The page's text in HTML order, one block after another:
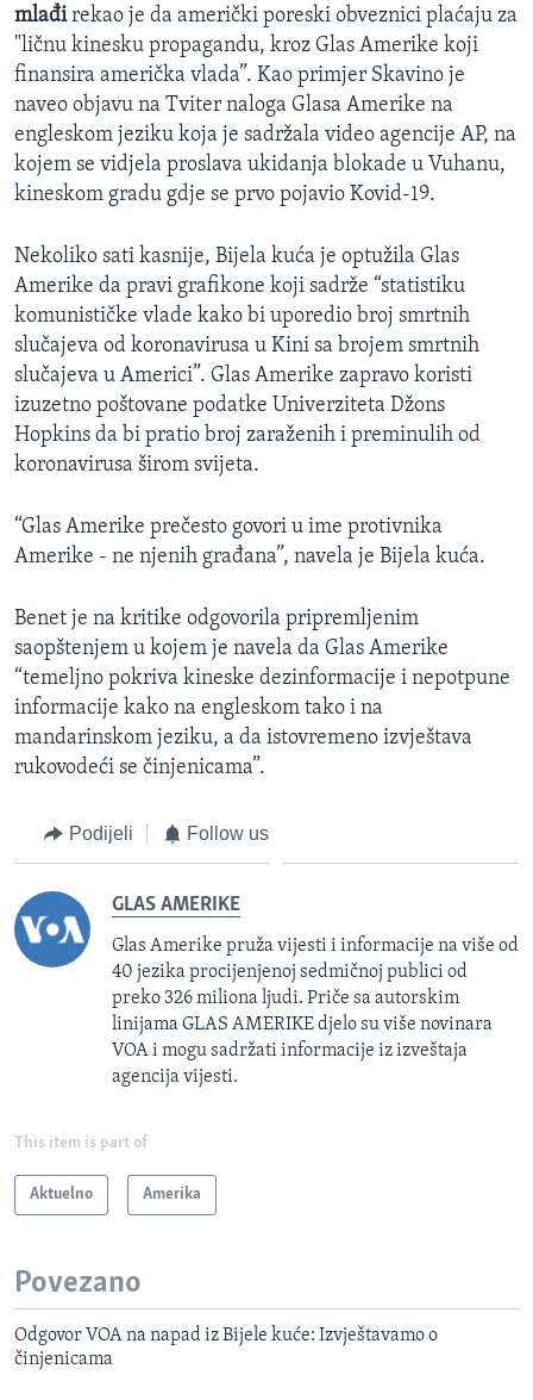
mlađirekao je da američki poreski obveznici plaćaju za
"ličnu kinesku propagandu, kroz Glas Amerike koji
finansira američka vlada”. Kao primjer Skavino je
naveo objavu na Tviter naloga Glasa Amerike na
engleskom jeziku koja je sadržala video agencije AP, na
kojem se vidjela proslava ukidanja blokade u Vuhanu,
kineskom gradu gdje se prvo pojavio Kovid-19.
Nekoliko sati kasnije, Bijela kuća je optužila Glas
Amerike da pravi grafikone koji sadrže “statistiku
komunističke vlade kako bi uporedio broj smrtnih
slučajeva od koronavirusa u Kini sa brojem smrtnih
slučajeva u Americi”. Glas Amerike zapravo koristi
izuzetno poštovane podatke Univerziteta Džons
Hopkins da bi pratio broj zaraženih i preminulih od
koronavirusa širom svijeta.
“Glas Amerike prečesto govori u ime protivnika
Amerike - ne njenih građana”, navela je Bijela kuća.
Benet je na kritike odgovorila pripremljenim
saopštenjem u kojem je navela da Glas Amerike
“temeljno pokriva kineske dezinformacije i nepotpune
informacije kako na engleskom tako i na
mandarinskom jeziku, a da istovremeno izvještava
rukovodeći se činjenicama”.
Podijeli Follow us
GLAS AMERIKE
Glas Amerike pruža vijesti i informacije na više od
40 jezika procijenjenoj sedmičnoj publici od
preko 326 miliona ljudi. Priče sa autorskim
linijama GLAS AMERIKE djelo su više novinara
VOA i mogu sadržati informacije iz izveštaja
agencija vijesti.
This item is part of
Aktuelno Amerika
Povezano
Odgovor VOA na napad iz Bijele kuće: Izvještavamo o
činjenicama